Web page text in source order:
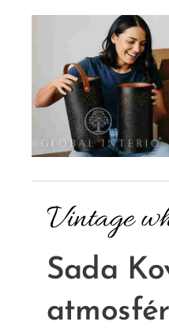
Vintage
Sada